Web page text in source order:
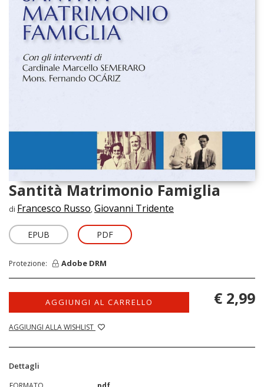
Santità Matrimonio Famiglia
di Francesco Russo, Giovanni Tridente
EPUB PDF
Protezione: Adobe DRM
AGGIUNGI AL CARRELLO
AGGIUNGI ALLA WISHLIST
€ 2,99
Dettagli